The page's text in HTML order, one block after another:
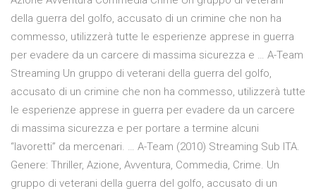
della guerra del golfo, accusato di un crimine che non ha
commesso, utilizzerà tutte le esperienze apprese in guerra
per evadere da un carcere di massima sicurezza e … A-Team
Streaming Un gruppo di veterani della guerra del golfo,
accusato di un crimine che non ha commesso, utilizzerà tutte
le esperienze apprese in guerra per evadere da un carcere
di massima sicurezza e per portare a termine alcuni
“lavoretti” da mercenari. … A-Team (2010) Streaming Sub ITA.
Genere: Thriller, Azione, Avventura, Commedia, Crime. Un
gruppo di veterani della guerra del golfo, accusato di un